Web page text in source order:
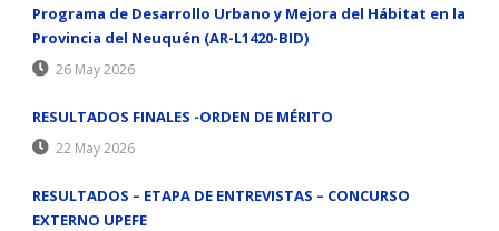
Programa de Desarrollo Urbano y Mejora del Hábitat en la
Provincia del Neuquén (AR-L1420-BID)
26 May 2026
RESULTADOS FINALES -ORDEN DE MÉRITO
22 May 2026
RESULTADOS – ETAPA DE ENTREVISTAS – CONCURSO
EXTERNO UPEFE